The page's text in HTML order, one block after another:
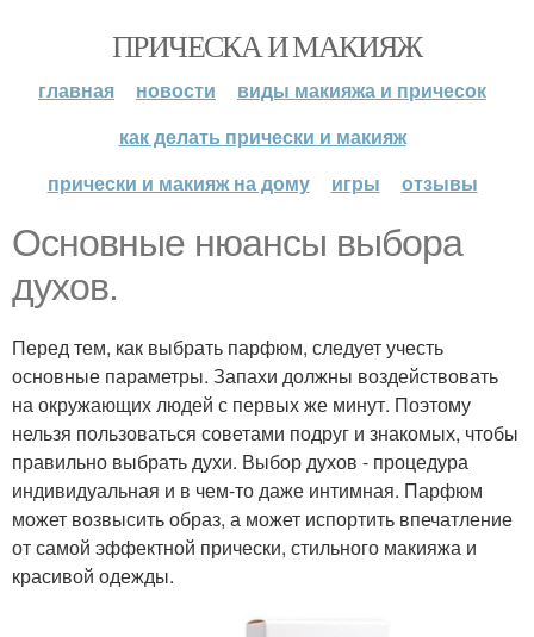
ПРИЧЕСКА И МАКИЯЖ
главная новости
виды макияжа и причесок
как делать прически и макияж
прически и макияж на дому
игры отзывы
Основные нюансы выбора
духов.
Перед тем, как выбрать парфюм, следует учесть
основные параметры. Запахи должны воздействовать
на окружающих людей с первых же минут. Поэтому
нельзя пользоваться советами подруг и знакомых, чтобы
правильно выбрать духи. Выбор духов - процедура
индивидуальная и в чем-то даже интимная. Парфюм
может возвысить образ, а может испортить впечатление
от самой эффектной прически, стильного макияжа и
красивой одежды.